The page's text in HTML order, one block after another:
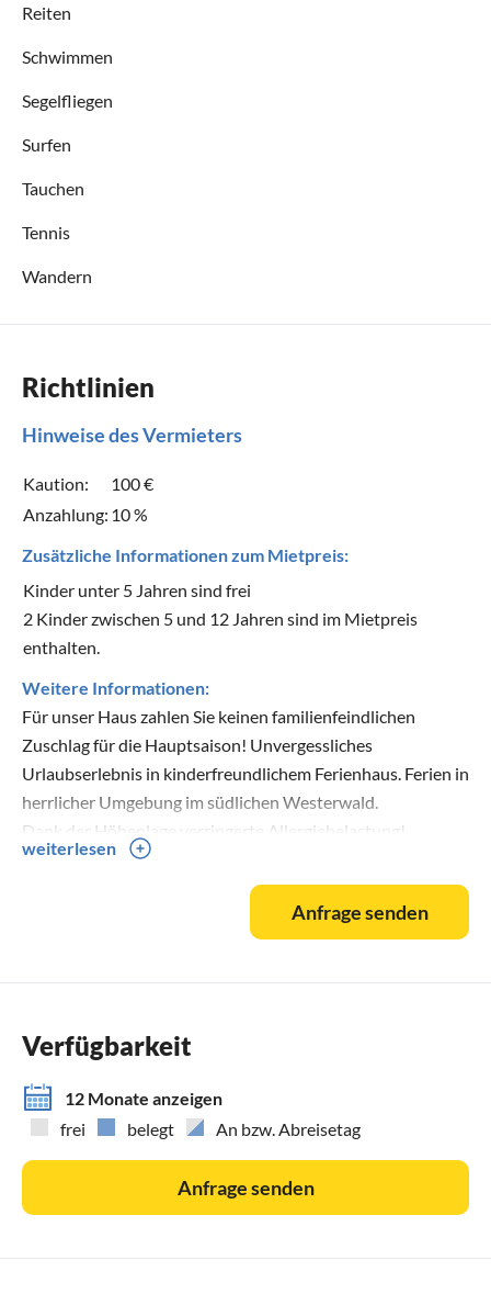
Reiten
Schwimmen
Segelfliegen
Surfen
Tauchen
Tennis
Wandern
Richtlinien
Hinweise des Vermieters
Kaution:
100 €
Anzahlung: 10 %
Zusätzliche Informationen zum Mietpreis:
Kinder unter 5 Jahren sind frei
2 Kinder zwischen 5 und 12 Jahren sind im Mietpreis
enthalten.
Weitere Informationen:
Für unser Haus zahlen Sie keinen familienfeindlichen
Zuschlag für die Hauptsaison! Unvergessliches
Urlaubserlebnis in kinderfreundlichem Ferienhaus. Ferien in
herrlicher Umgebung im südlichen Westerwald.
Dank der Höhenlage verringerte Allergiebelastung!
weiterlesen
Anfrage senden
Verfügbarkeit
12 Monate anzeigen
frei
belegt An bzw. Abreisetag
Anfrage senden